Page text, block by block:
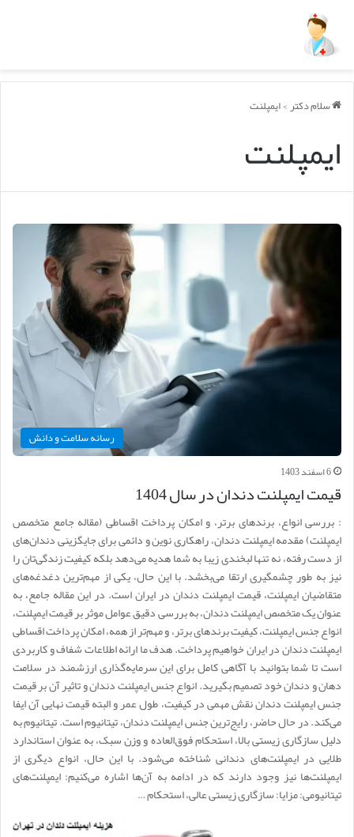
سلام دکتر>ایمپلنت
ایمپلنت
رسانه سلامت و دانش
6 اسفند 1403
قیمت ایمپلنت دندان در سال 1404
: بررسی انواع، برندهای برتر، و امکان پرداخت اقساطی (مقاله جامع متخصص
ایمپلنت) مقدمه ایمپلنت دندان، راهکاری نوین و دائمی برای جایگزینی دندان‌های
از دست رفته، نه تنها لبخندی زیبا به شما هدیه می‌دهد بلکه کیفیت زندگی‌تان را
نیز به طور چشمگیری ارتقا می‌بخشد. با این حال، یکی از مهم‌ترین دغدغه‌های
متقاضیان ایمپلنت، قیمت ایمپلنت دندان در ایران است. در این مقاله جامع، به
عنوان یک متخصص ایمپلنت دندان، به بررسی دقیق عوامل موثر بر قیمت ایمپلنت،
انواع جنس ایمپلنت، کیفیت برندهای برتر، و مهم‌تر از همه، امکان پرداخت اقساطی
ایمپلنت دندان در ایران خواهیم پرداخت. هدف ما ارائه اطلاعات شفاف و کاربردی
است تا شما بتوانید با آگاهی کامل برای این سرمایه‌گذاری ارزشمند در سلامت
دهان و دندان خود تصمیم بگیرید. انواع جنس ایمپلنت دندان و تاثیر آن بر قیمت
جنس ایمپلنت دندان نقش مهمی در کیفیت، طول عمر و البته قیمت نهایی آن ایفا
می‌کند. در حال حاضر، رایج‌ترین جنس ایمپلنت دندان، تیتانیوم است. تیتانیوم به
دلیل سازگاری زیستی بالا، استحکام فوق‌العاده و وزن سبک، به عنوان استاندارد
طلایی در ایمپلنت‌های دندانی شناخته می‌شود. با این حال، انواع دیگری از
ایمپلنت‌ها نیز وجود دارند که در ادامه به آن‌ها اشاره می‌کنیم: ایمپلنت‌های
تیتانیومی: مزایا: سازگاری زیستی عالی، استحکام …